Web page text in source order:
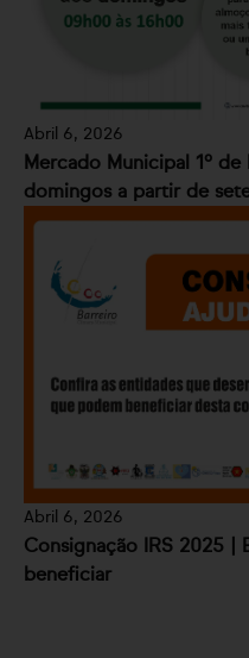
Mercado Municipal 1º
domingos a partir de
Abril 6, 2026
Consignação IRS 2025 |
beneficiar
Abril 6, 2026